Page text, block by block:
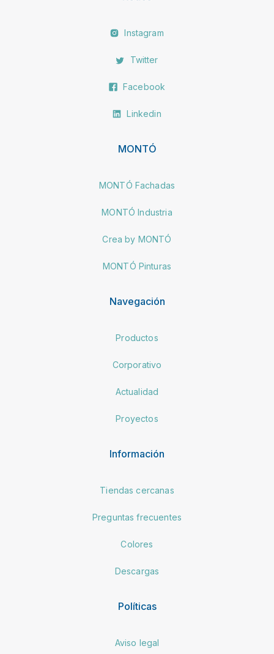
Instagram
Twitter
Facebook
Linkedin
MONTÓ
MONTÓ Fachadas
MONTÓ Industria
Crea by MONTÓ
MONTÓ Pinturas
Navegación
Productos
Corporativo
Actualidad
Proyectos
Información
Tiendas cercanas
Preguntas frecuentes
Colores
Descargas
Políticas
Aviso legal